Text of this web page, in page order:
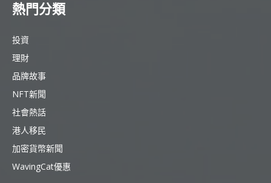
熱門分類
投資
理財
品牌故事
NFT新聞
社會熱話
港人移民
加密貨幣新聞
WavingCat優惠